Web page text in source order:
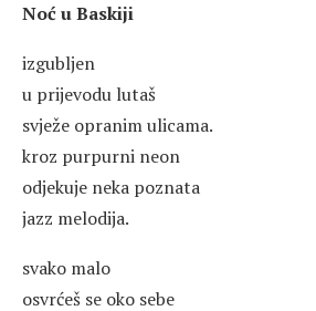
Noć u Baskiji
izgubljen
u prijevodu lutaš
svježe opranim ulicama.
kroz purpurni neon
odjekuje neka poznata
jazz melodija.
svako malo
osvrćeš se oko sebe